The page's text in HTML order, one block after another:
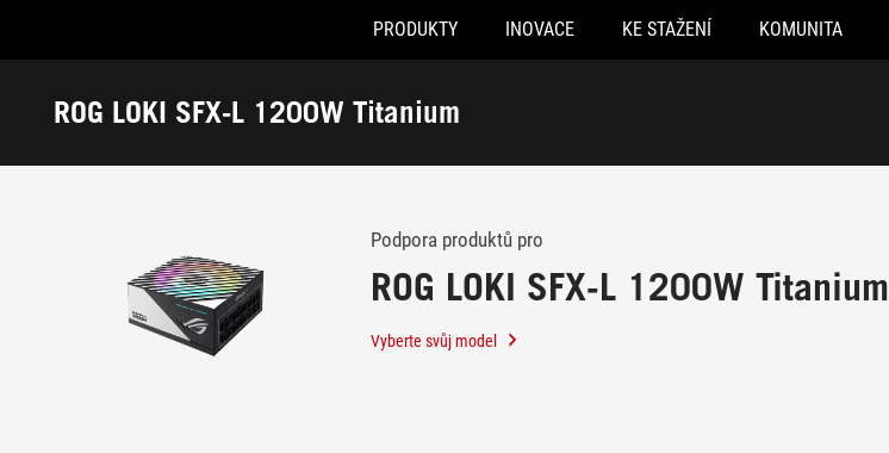
Accessibility links
PRODUKTY INOVACE KE STAŽENÍ KOMUNITA
ROG LOKI SFX-L 1200W Titanium
Podpora
Podpora produktů pro
ROG LOKI SFX-L 1200W Titanium
Vyberte svůj model